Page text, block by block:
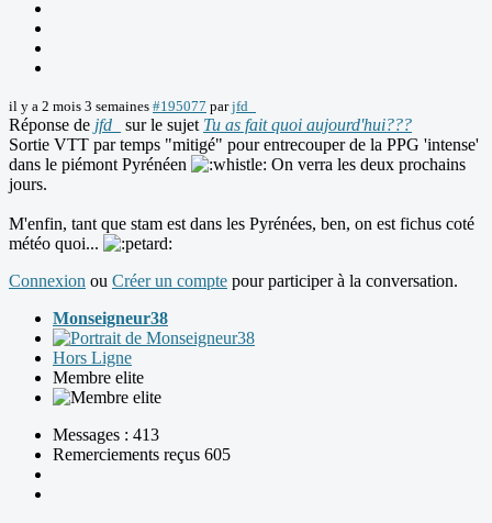
il y a 2 mois 3 semaines #195077 parjfd_
Réponse de jfd_ sur le sujet Tu as fait quoi aujourd'hui???
Sortie VTT par temps "mitigé" pour entrecouper de la PPG 'intense'
dans le piémont Pyrénéen
On verra les deux prochains
jours.
M'enfin, tant que stam est dans les Pyrénées, ben, on est fichus coté
météo quoi...
Connexion ou Créer un compte pour participer à la conversation.
Monseigneur38
Hors Ligne
Membre elite
Messages : 413
Remerciements reçus 605